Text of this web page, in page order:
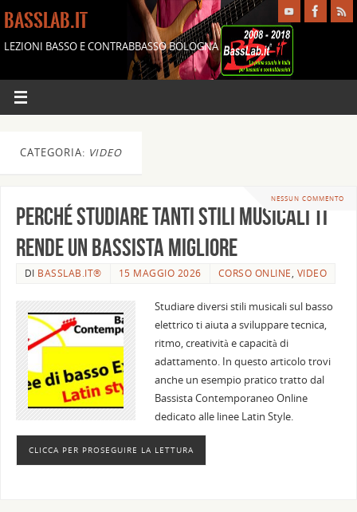
BASSLAB.IT
LEZIONI BASSO E CONTRABBASSO BOLOGNA
CATEGORIA: VIDEO
NESSUN COMMENTO
Perché studiare tanti stili musicali ti
rende un bassista migliore
DI BASSLAB.IT® 15 MAGGIO 2026 CORSO ONLINE, VIDEO
Studiare diversi stili musicali sul basso
elettrico ti aiuta a sviluppare tecnica,
ritmo, creatività e capacità di
adattamento. In questo articolo trovi
anche un esempio pratico tratto dal
Bassista Contemporaneo Online
dedicato alle linee Latin Style.
CLICCA PER PROSEGUIRE LA LETTURA